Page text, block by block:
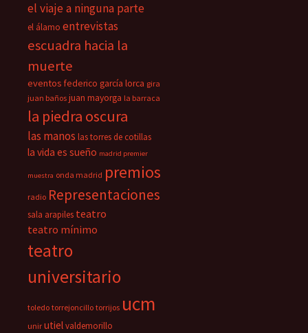
el viaje a ninguna parte
el álamo entrevistas
escuadra hacia la
muerte
eventos federico garcía lorca gira
juan baños juan mayorga la barraca
la piedra oscura
las manos las torres de cotillas
la vida es sueño madrid premier
muestra onda madrid premios
radio Representaciones
sala arapiles teatro
teatro mínimo
teatro
universitario
toledo torrejoncillo torrijos ucm
unir utielvaldemorillo